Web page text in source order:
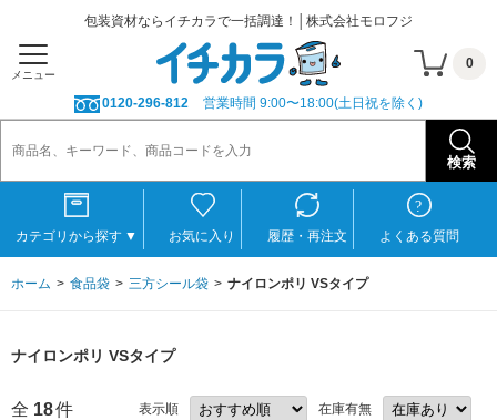
包装資材ならイチカラで一括調達！│株式会社モロフジ
メニュー
0
0120-296-812 営業時間 9:00〜18:00(土日祝を除く)
カテゴリから探す ▼ お気に入り 履歴・再注文 よくある質問
ホーム 食品袋 三方シール袋 ナイロンポリ VSタイプ
ナイロンポリ VSタイプ
全 18件 表示順 在庫有無